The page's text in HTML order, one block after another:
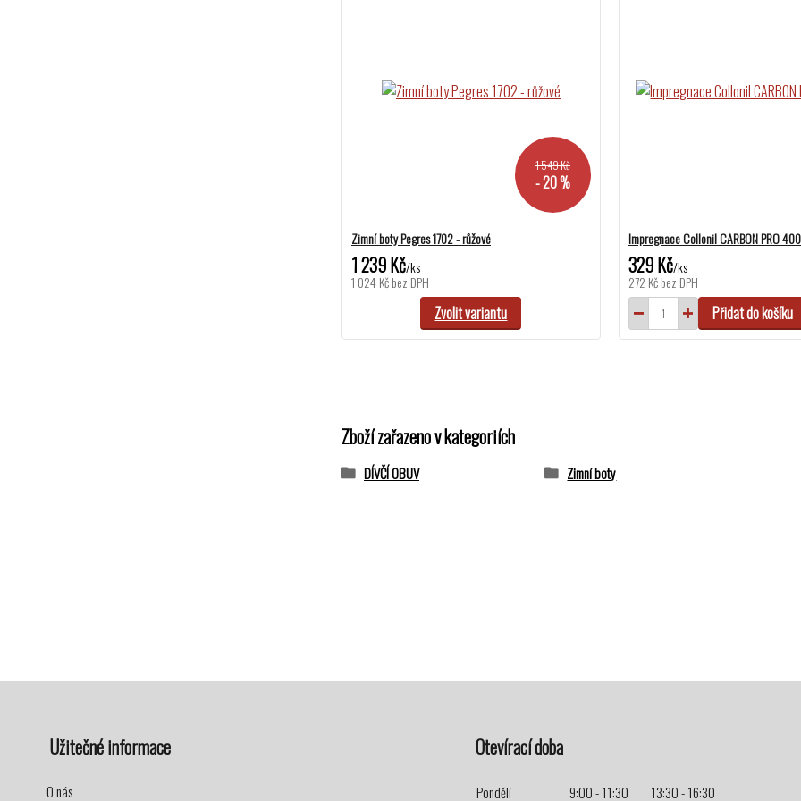
1 549 Kč
- 20 %
Zimní boty Pegres 1702 - růžové
1 239 Kč/ks
1 024 Kčbez DPH
Zvolit variantu
Impregnace Collonil CARBON PRO
329 Kč/ks
272 Kčbez DPH
Přidat do košíku
Zboží zařazeno v kategoriích
DÍVČÍ OBUV Zimní boty
Užitečné informace
O nás
Otevírací doba
Pondělí 9:00 - 11:30 13:30 - 16:30